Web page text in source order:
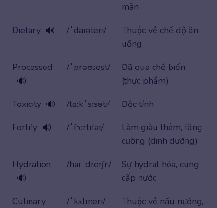
mãn
Dietary 🔊 /ˈdaɪəteri/
Thuộc về chế độ ăn
uống
Processed
🔊
/ˈprəʊsest/
Đã qua chế biến
(thực phẩm)
Toxicity 🔊 /tɑːkˈsɪsəti/
Độc tính
Fortify 🔊 /ˈfɔːrtɪfaɪ/
Làm giàu thêm, tăng
cường (dinh dưỡng)
Hydration
🔊
/haɪˈdreɪʃn/
Sự hydrat hóa, cung
cấp nước
Culinary
/ˈkʌlɪneri/
Thuộc về nấu nướng,